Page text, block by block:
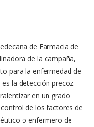
de Farmacia de
de la campaña,
para la enfermedad de
la detección precoz.
en un grado
de los factores de
o enfermero de